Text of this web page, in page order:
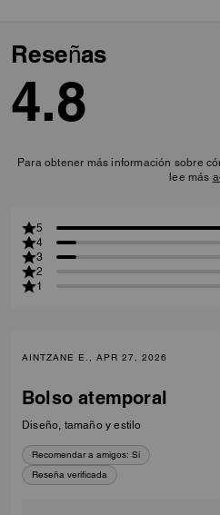
Reseñas
4.8
Para obtener más información sobre
lee más
5
4
3
2
1
AINTZANE E., APR 27, 2026
Bolso atemporal
Diseño, tamaño y estilo
Recomendar a amigos: Sí
Reseña verificada